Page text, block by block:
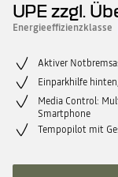
UPE zzgl.
Energieeffizienzklasse
Aktiver
Einparkhilfe
Media Control:
Smartphone
Tempopilot mit